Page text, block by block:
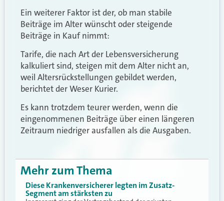
Ein weiterer Faktor ist der, ob man stabile
Beiträge im Alter wünscht oder steigende
Beiträge in Kauf nimmt:
Tarife, die nach Art der Lebensversicherung
kalkuliert sind, steigen mit dem Alter nicht an,
weil Altersrückstellungen gebildet werden,
berichtet der Weser Kurier.
Es kann trotzdem teurer werden, wenn die
eingenommenen Beiträge über einen längeren
Zeitraum niedriger ausfallen als die Ausgaben.
Mehr zum Thema
Diese Krankenversicherer legten im Zusatz-
Segment am stärksten zu